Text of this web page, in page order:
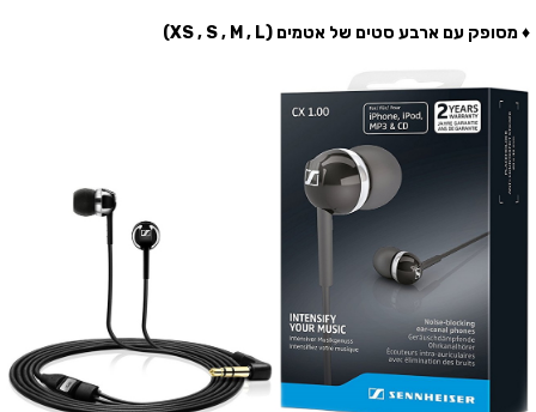
♦ מסופק עם ארבע סטים של אטמים (XS , S , M , L)